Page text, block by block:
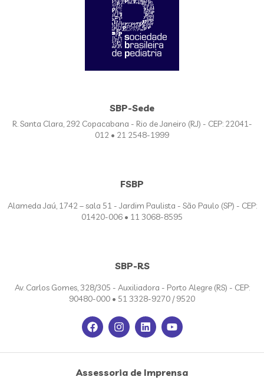
SBP-Sede
R. Santa Clara, 292 Copacabana - Rio de Janeiro (RJ) - CEP: 22041-
012 • 21 2548-1999
FSBP
Alameda Jaú, 1742 – sala 51 - Jardim Paulista - São Paulo (SP) - CEP:
01420-006 • 11 3068-8595
SBP-RS
Av. Carlos Gomes, 328/305 - Auxiliadora - Porto Alegre (RS) - CEP:
90480-000 • 51 3328-9270 / 9520
Assessoria de Imprensa